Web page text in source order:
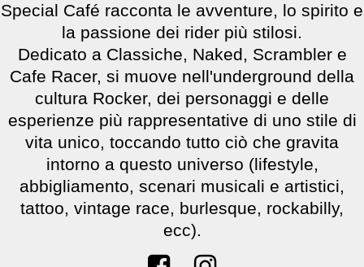
Special Café racconta le avventure, lo spirito e
la passione dei rider più stilosi.
Dedicato a Classiche, Naked, Scrambler e
Cafe Racer, si muove nell'underground della
cultura Rocker, dei personaggi e delle
esperienze più rappresentative di uno stile di
vita unico, toccando tutto ciò che gravita
intorno a questo universo (lifestyle,
abbigliamento, scenari musicali e artistici,
tattoo, vintage race, burlesque, rockabilly,
ecc).